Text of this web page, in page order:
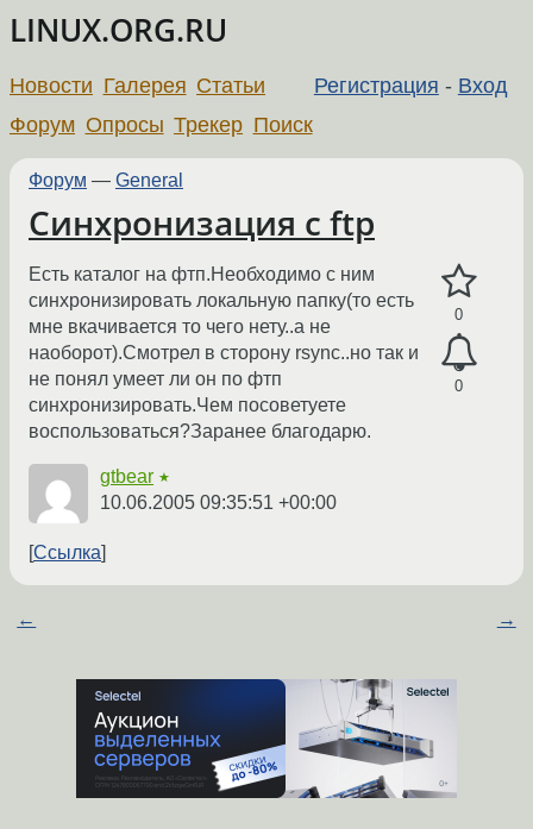
LINUX.ORG.RU
Регистрация - Вход
Новости Галерея Статьи
Форум Опросы Трекер Поиск
Форум — General
Синхронизация с ftp
0
0
Есть каталог на фтп.Необходимо с ним
синхронизировать локальную папку(то есть
мне вкачивается то чего нету..а не
наоборот).Смотрел в сторону rsync..но так и
не понял умеет ли он по фтп
синхронизировать.Чем посоветуете
воспользоваться?Заранее благодарю.
gtbear ★
10.06.2005 09:35:51 +00:00
Ссылка
← →